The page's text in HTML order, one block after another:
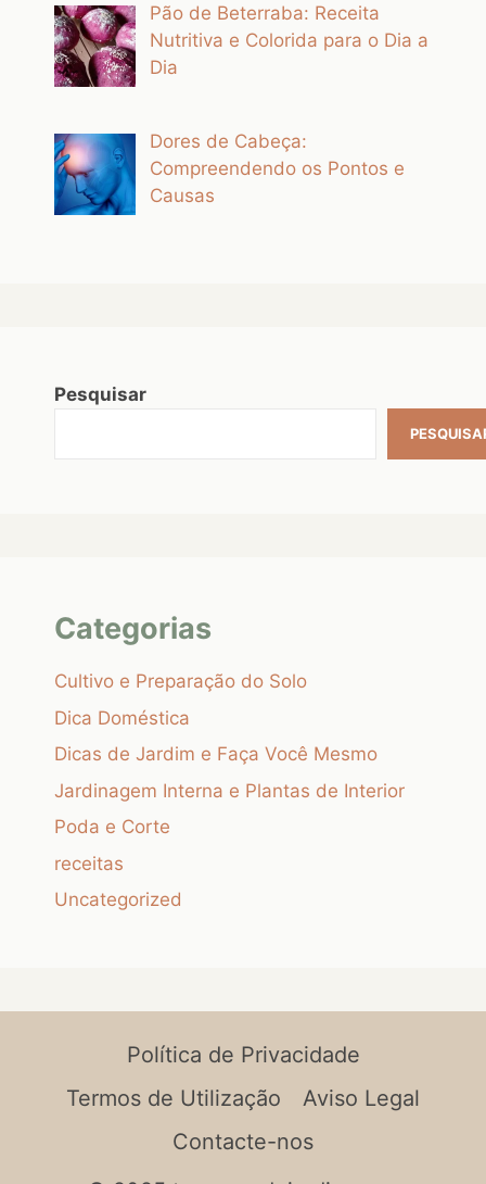
Pão de Beterraba: Receita
Nutritiva e Colorida para o Dia a
Dia
Dores de Cabeça:
Compreendendo os Pontos e
Causas
Pesquisar
Categorias
Cultivo e Preparação do Solo
Dica Doméstica
Dicas de Jardim e Faça Você Mesmo
Jardinagem Interna e Plantas de Interior
Poda e Corte
receitas
Uncategorized
Política de Privacidade
Termos de Utilização
Aviso Legal
Contacte-nos